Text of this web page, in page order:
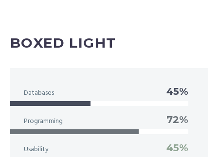
BOXED LIGHT
Databases 45%
Programming 72%
Usability 45%